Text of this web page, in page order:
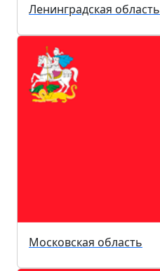
Ленинградская область
Московская область